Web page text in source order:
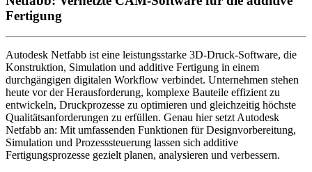
Fertigung
Autodesk Netfabb ist eine leistungsstarke 3D-Druck-Software, die
Konstruktion, Simulation und additive Fertigung in einem
durchgängigen digitalen Workflow verbindet. Unternehmen stehen
heute vor der Herausforderung, komplexe Bauteile effizient zu
entwickeln, Druckprozesse zu optimieren und gleichzeitig höchste
Qualitätsanforderungen zu erfüllen. Genau hier setzt Autodesk
Netfabb an: Mit umfassenden Funktionen für Designvorbereitung,
Simulation und Prozesssteuerung lassen sich additive
Fertigungsprozesse gezielt planen, analysieren und verbessern.